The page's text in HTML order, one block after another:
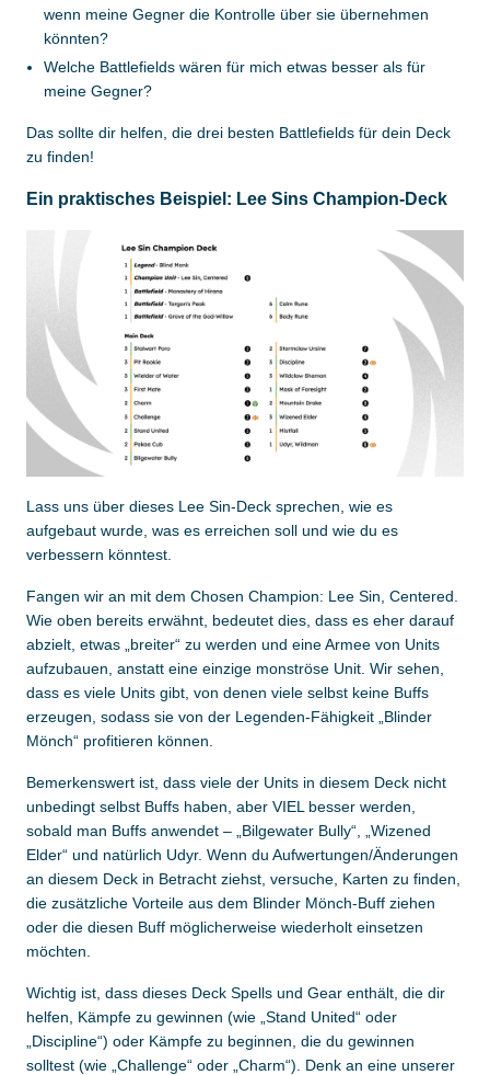
wenn meine Gegner die Kontrolle über sie übernehmen
könnten?
Welche Battlefields wären für mich etwas besser als für
meine Gegner?
Das sollte dir helfen, die drei besten Battlefields für dein Deck
zu finden!
Ein praktisches Beispiel: Lee Sins Champion-Deck
Lass uns über dieses Lee Sin-Deck sprechen, wie es
aufgebaut wurde, was es erreichen soll und wie du es
verbessern könntest.
Fangen wir an mit dem Chosen Champion: Lee Sin, Centered.
Wie oben bereits erwähnt, bedeutet dies, dass es eher darauf
abzielt, etwas „breiter“ zu werden und eine Armee von Units
aufzubauen, anstatt eine einzige monströse Unit. Wir sehen,
dass es viele Units gibt, von denen viele selbst keine Buffs
erzeugen, sodass sie von der Legenden-Fähigkeit „Blinder
Mönch“ profitieren können.
Bemerkenswert ist, dass viele der Units in diesem Deck nicht
unbedingt selbst Buffs haben, aber VIEL besser werden,
sobald man Buffs anwendet – „Bilgewater Bully“, „Wizened
Elder“ und natürlich Udyr. Wenn du Aufwertungen/Änderungen
an diesem Deck in Betracht ziehst, versuche, Karten zu finden,
die zusätzliche Vorteile aus dem Blinder Mönch-Buff ziehen
oder die diesen Buff möglicherweise wiederholt einsetzen
möchten.
Wichtig ist, dass dieses Deck Spells und Gear enthält, die dir
helfen, Kämpfe zu gewinnen (wie „Stand United“ oder
„Discipline“) oder Kämpfe zu beginnen, die du gewinnen
solltest (wie „Challenge“ oder „Charm“). Denk an eine unserer